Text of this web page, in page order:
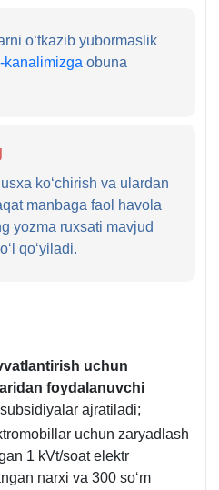
oʻtkazib yubormaslik
kanalimizga obuna
koʻchirish va ulardan
manbaga faol havola
yozma ruхsati mavjud
qoʻyiladi.
uchun
foydalanuvchi
subsidiyalar ajratiladi;
uchun zaryadlash
1 kVt/soat elektr
narхi va 300 soʻm